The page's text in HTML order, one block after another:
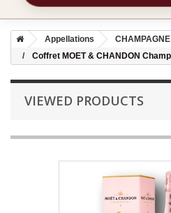
Appellations
CHAMPAGNE
Coffret MOET & CHANDON
VIEWED PRODUCTS